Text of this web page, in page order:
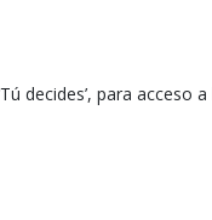
decides’, para acceso